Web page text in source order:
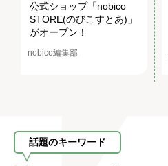
公式ショップ「nobico
STORE(のびこすとあ)」
がオープン！
nobico編集部
話題のキーワード